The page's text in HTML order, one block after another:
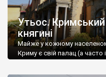
Утьос. Кримський
княгині
Майже у кожному
Криму є свій палац (а часто